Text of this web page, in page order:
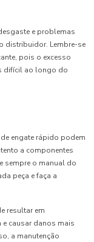
e problemas
distribuidor. Lembre-se
pois o excesso
difícil ao longo do
engate rápido podem
a componentes
sempre o manual do
peça e faça a
resultar em
causar danos mais
a manutenção